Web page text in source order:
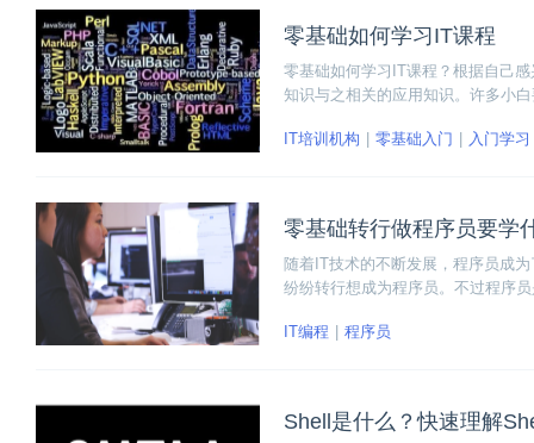
零基础如何学习IT课程
零基础如何学习IT课程？根据自己
知识与之相关的应用知识。许多小
IT培训机构
零基础入门 入门学习
零基础转行做程序员要学
随着IT技术的不断发展，程序员成
纷纷转行想成为程序员。不过程序
数据库这些底层基础知识必须掌握
IT编程 程序员
Shell是什么？快速理解